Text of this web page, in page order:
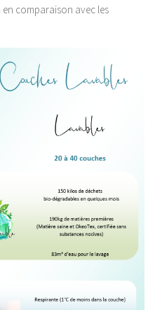
en comparaison avec les